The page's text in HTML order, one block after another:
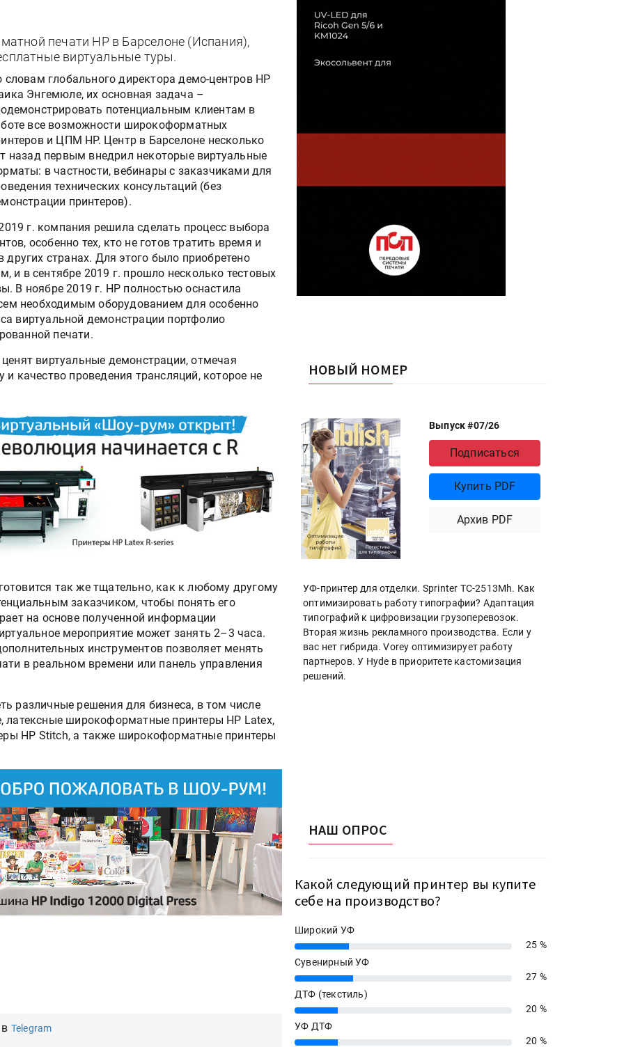
печати HP в Барселоне (Испания),
виртуальные туры.
словам глобального директора демо-центров HP
Энгемюле, их основная задача –
потенциальным клиентам в
все возможности широкоформатных
и ЦПМ HP. Центр в Барселоне несколько
назад первым внедрил некоторые виртуальные
в частности, вебинары с заказчиками для
технических консультаций (без
принтеров).
г. компания решила сделать процесс выбора
особенно тех, кто не готов тратить время и
странах. Для этого было приобретено
и в сентябре 2019 г. прошло несколько тестовых
В ноябре 2019 г. HP полностью оснастила
необходимым оборудованием для особенно
виртуальной демонстрации портфолио
печати.
виртуальные демонстрации, отмечая
качество проведения трансляций, которое не
так же тщательно, как к любому другому
заказчиком, чтобы понять его
на основе полученной информации
мероприятие может занять 2–3 часа.
инструментов позволяет менять
в реальном времени или панель управления
различные решения для бизнеса, в том числе
широкоформатные принтеры HP Latex,
HP Stitch, а также широкоформатные принтеры
Telegram
НОВЫЙ НОМЕР
Выпуск #07/26
Подписаться
Купить PDF
Архив PDF
УФ-принтер для отделки. Sprinter ТС-2513Mh. Как
оптимизировать работу типографии? Адаптация
типографий к цифровизации грузоперевозок.
Вторая жизнь рекламного производства. Если у
вас нет гибрида. Vorey оптимизирует работу
партнеров. У Hyde в приоритете кастомизация
решений.
НАШ ОПРОС
Какой следующий принтер вы купите
себе на производство?
Широкий УФ
25%
25 %
Сувенирный УФ
27%
27 %
ДТФ (текстиль)
20%
20 %
УФ ДТФ
20%
20 %